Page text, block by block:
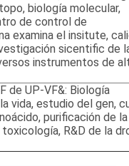
biología molecular,
de control de
examina el insitute,
sicentific de
instrumentos de
de UP-VF&: Biología
vida, estudio del gen,
purificación de la
R&D de la